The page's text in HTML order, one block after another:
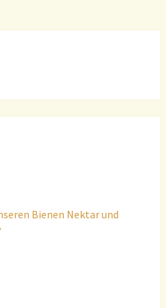
Bienen Nektar und